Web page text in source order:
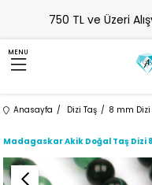
750 TL ve Üzeri
MENU
Anasayfa Dizi Taş 8 mm Dizi
Madagaskar Akik Doğal Taş Dizi